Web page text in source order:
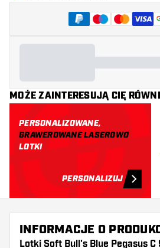
MOŻE ZAINTERESUJĄ CIĘ
PERSONALIZOWANE,
GRAWEROWANE LASEROWO
LOTKI
PERSONALIZUJ
INFORMACJE O
Lotki Soft Bull's Blue Pegasus